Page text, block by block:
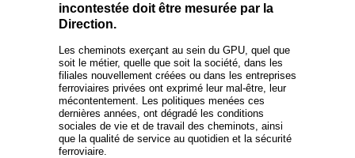
incontestée doit être mesurée par la
Direction.
Les cheminots exerçant au sein du GPU, quel que
soit le métier, quelle que soit la société, dans les
filiales nouvellement créées ou dans les entreprises
ferroviaires privées ont exprimé leur mal-être, leur
mécontentement. Les politiques menées ces
dernières années, ont dégradé les conditions
sociales de vie et de travail des cheminots, ainsi
que la qualité de service au quotidien et la sécurité
ferroviaire.